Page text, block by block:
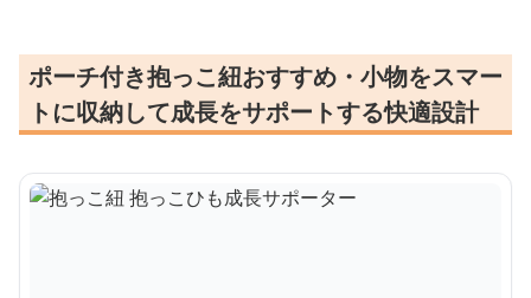
ポーチ付き抱っこ紐おすすめ・小物をスマー
トに収納して成長をサポートする快適設計